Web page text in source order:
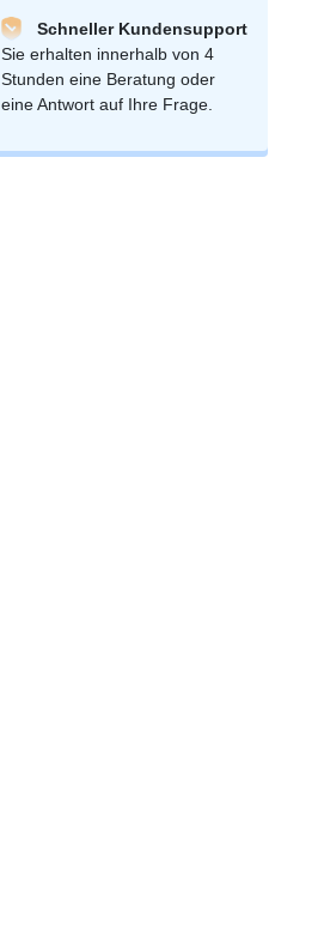
Schneller Kundensupport
Sie erhalten innerhalb von 4
Stunden eine Beratung oder
eine Antwort auf Ihre Frage.